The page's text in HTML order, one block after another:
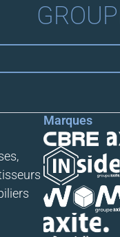
Marques